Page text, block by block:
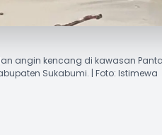
angin kencang di kawasan
Sukabumi. | Foto: Istimewa